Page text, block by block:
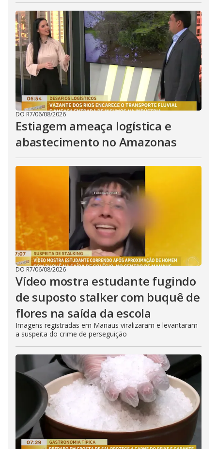
DO R7/06/08/2026
Estiagem ameaça logística e
abastecimento no Amazonas
DO R7/06/08/2026
Vídeo mostra estudante fugindo
de suposto stalker com buquê de
flores na saída da escola
Imagens registradas em Manaus viralizaram e levantaram
a suspeita do crime de perseguição